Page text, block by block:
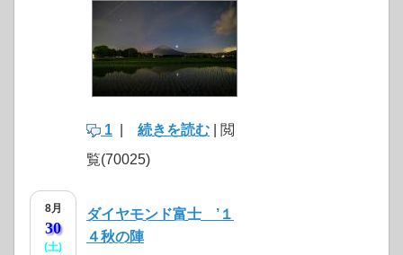
1 続きを読む | 閲
覧(70025)
8月
30
(土)
ダイヤモンド富士 ’１
４秋の陣